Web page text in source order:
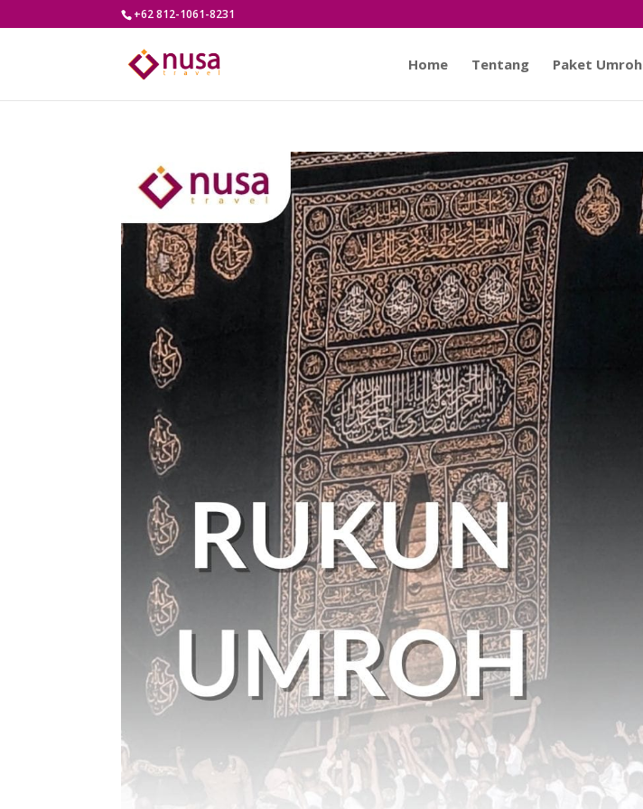
+62 812-1061-8231
Home Tentang Paket Umroh